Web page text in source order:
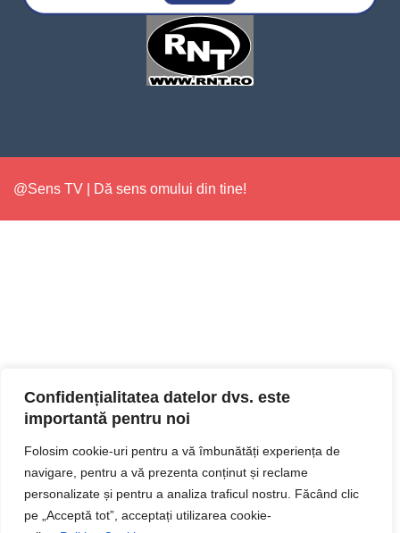
Confidențialitatea datelor dvs. este
importantă pentru noi
Folosim cookie-uri pentru a vă îmbunătăți experiența de
navigare, pentru a vă prezenta conținut și reclame
personalizate și pentru a analiza traficul nostru. Făcând clic
pe „Acceptă tot”, acceptați utilizarea cookie-
@Sens TV | Dă sens omului din tine!